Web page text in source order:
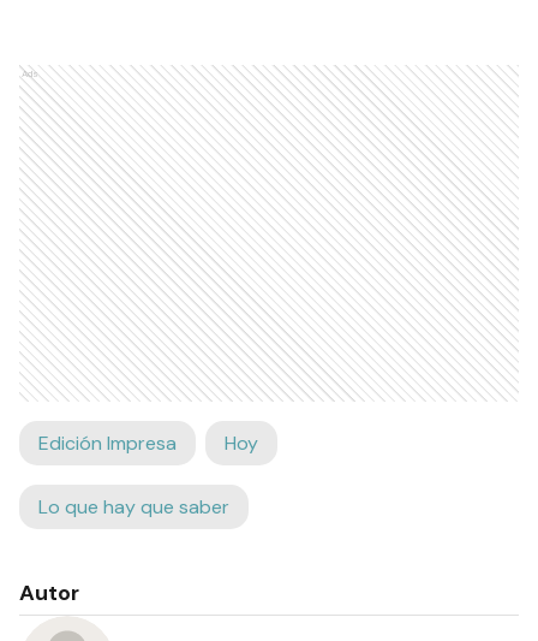
Ads
Edición Impresa Hoy
Lo que hay que saber
Autor